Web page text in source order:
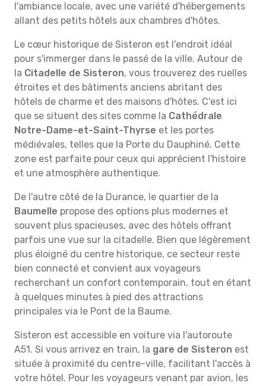
l'ambiance locale, avec une variété d'hébergements
allant des petits hôtels aux chambres d'hôtes.
Le cœur historique de Sisteron est l'endroit idéal
pour s'immerger dans le passé de la ville. Autour de
la Citadelle de Sisteron, vous trouverez des ruelles
étroites et des bâtiments anciens abritant des
hôtels de charme et des maisons d'hôtes. C'est ici
que se situent des sites comme la Cathédrale
Notre-Dame-et-Saint-Thyrse et les portes
médiévales, telles que la Porte du Dauphiné. Cette
zone est parfaite pour ceux qui apprécient l'histoire
et une atmosphère authentique.
De l'autre côté de la Durance, le quartier de la
Baumelle propose des options plus modernes et
souvent plus spacieuses, avec des hôtels offrant
parfois une vue sur la citadelle. Bien que légèrement
plus éloigné du centre historique, ce secteur reste
bien connecté et convient aux voyageurs
recherchant un confort contemporain, tout en étant
à quelques minutes à pied des attractions
principales via le Pont de la Baume.
Sisteron est accessible en voiture via l'autoroute
A51. Si vous arrivez en train, la gare de Sisteron est
située à proximité du centre-ville, facilitant l'accès à
votre hôtel. Pour les voyageurs venant par avion, les